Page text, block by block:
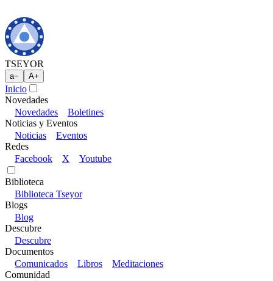
TSEYOR
a− A+
Inicio
Novedades
Novedades
Boletines
Noticias y Eventos
Noticias
Eventos
Redes
Facebook
X Youtube
Biblioteca
Biblioteca Tseyor
Blogs
Blog
Descubre
Descubre
Documentos
Comunicados
Libros
Meditaciones
Comunidad